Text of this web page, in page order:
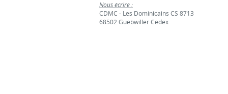
Nous écrire :
CDMC - Les Dominicains CS 8713
68502 Guebwiller Cedex